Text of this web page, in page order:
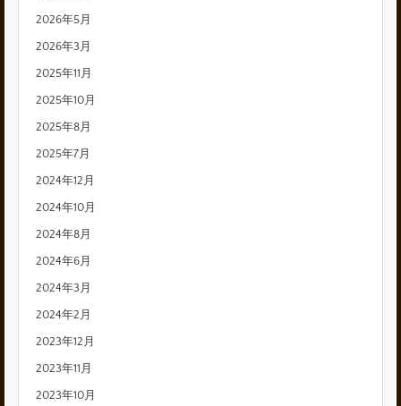
2026年5月
2026年3月
2025年11月
2025年10月
2025年8月
2025年7月
2024年12月
2024年10月
2024年8月
2024年6月
2024年3月
2024年2月
2023年12月
2023年11月
2023年10月